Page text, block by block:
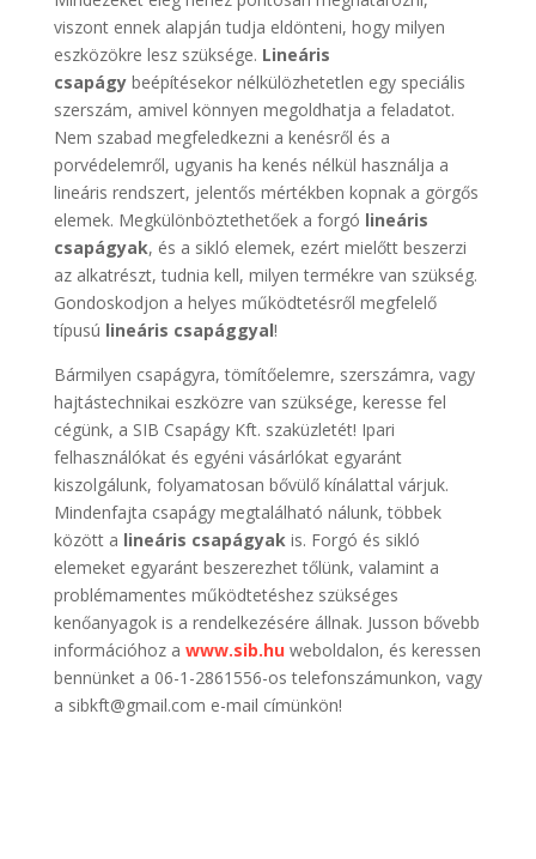
viszont ennek alapján tudja eldönteni, hogy milyen
eszközökre lesz szüksége. Lineáris
csapágybeépítésekor nélkülözhetetlen egy speciális
szerszám, amivel könnyen megoldhatja a feladatot.
Nem szabad megfeledkezni a kenésről és a
porvédelemről, ugyanis ha kenés nélkül használja a
lineáris rendszert, jelentős mértékben kopnak a görgős
elemek. Megkülönböztethetőek a forgó lineáris
csapágyak, és a sikló elemek, ezért mielőtt beszerzi
az alkatrészt, tudnia kell, milyen termékre van szükség.
Gondoskodjon a helyes működtetésről megfelelő
típusú lineáris csapággyal!
Bármilyen csapágyra, tömítőelemre, szerszámra, vagy
hajtástechnikai eszközre van szüksége, keresse fel
cégünk, a SIB Csapágy Kft. szaküzletét! Ipari
felhasználókat és egyéni vásárlókat egyaránt
kiszolgálunk, folyamatosan bővülő kínálattal várjuk.
Mindenfajta csapágy megtalálható nálunk, többek
között a lineáris csapágyak is. Forgó és sikló
elemeket egyaránt beszerezhet tőlünk, valamint a
problémamentes működtetéshez szükséges
kenőanyagok is a rendelkezésére állnak. Jusson bővebb
információhoz a www.sib.huweboldalon, és keressen
bennünket a 06-1-2861556-os telefonszámunkon, vagy
a sibkft@gmail.com e-mail címünkön!